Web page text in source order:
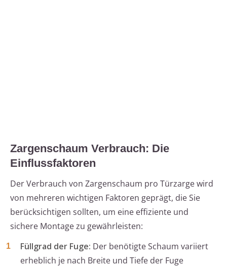
Zargenschaum Verbrauch: Die
Einflussfaktoren
Der Verbrauch von Zargenschaum pro Türzarge wird
von mehreren wichtigen Faktoren geprägt, die Sie
berücksichtigen sollten, um eine effiziente und
sichere Montage zu gewährleisten:
Füllgrad der Fuge: Der benötigte Schaum variiert
erheblich je nach Breite und Tiefe der Fuge